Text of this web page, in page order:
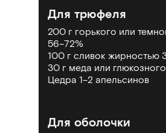
Для трюфеля
200 г горького или
56–72%
100 г сливок жирностью
30 г меда или
Цедра 1–2 апельсинов
Для оболочки